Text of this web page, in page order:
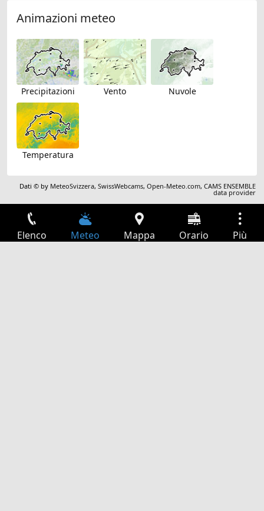
Animazioni meteo
Precipitazioni Vento Nuvole
Temperatura
Dati © by MeteoSvizzera,SwissWebcams,Open-Meteo.com,CAMS ENSEMBLE
data provider
Elenco Meteo Mappa Orario Più